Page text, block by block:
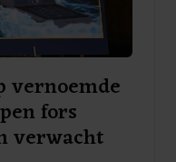
vernoemde
fors
verwacht